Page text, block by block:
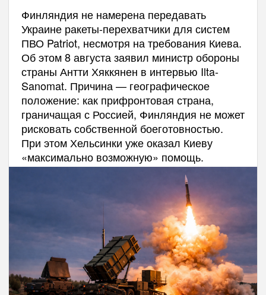
Финляндия не намерена передавать
Украине ракеты-перехватчики для систем
ПВО Patriot, несмотря на требования Киева.
Об этом 8 августа заявил министр обороны
страны Антти Хяккянен в интервью Ilta-
Sanomat. Причина — географическое
положение: как прифронтовая страна,
граничащая с Россией, Финляндия не может
рисковать собственной боеготовностью.
При этом Хельсинки уже оказал Киеву
«максимально возможную» помощь.